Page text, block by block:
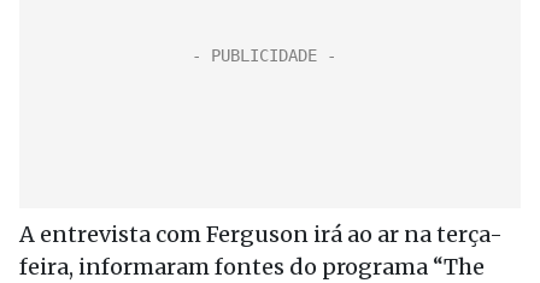
A entrevista com Ferguson irá ao ar na terça-
feira, informaram fontes do programa “The